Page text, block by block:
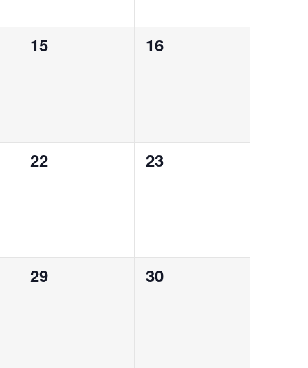
0
15
0
16
0
22
0
23
0
29
0
30